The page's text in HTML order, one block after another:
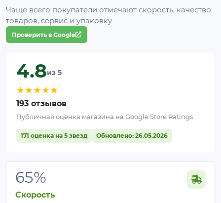
легковоспламеняющиеся жидкости. Если жидкость
может замерзнуть, рекомендуется ее
предварительно слить. Монтировать необходимо
габариты которого не должны быть меньше
габаритов емкости. Также необходимо исключить
внешнее физическое воздействие.
Чаще всего покупатели отмечают скорость, качество
товаров, сервис и упаковку
Проверить в Google
4.8из 5
★★★★★
193 отзывов
Публичная оценка магазина на Google Store Ratings
171 оценка на 5 звезд Обновлено: 26.05.2026
65%
Скорость